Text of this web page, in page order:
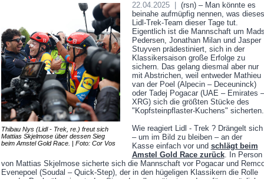
Thibau Nys (Lidl - Trek, re.) freut sich
Mattias Skjelmose über dessen Sieg
beim Amstel Gold Race. | Foto: Cor Vos
22.04.2025 |
(rsn) – Man könnte es
beinahe aufmüpfig nennen, was dieses
Lidl-Trek-Team dieser Tage tut.
Eigentlich ist die Mannschaft um
Pedersen, Jonathan Milan und Jasper
Stuyven prädestiniert, sich in der
Klassikersaison große Erfolge zu
sichern. Das gelang diesmal aber nur
mit Abstrichen, weil entweder Mathieu
van der Poel (Alpecin – Deceuninck)
oder Tadej Pogacar (UAE – Emirates –
XRG) sich die größten Stücke des
"Kopfsteinpflaster-Kuchens" sicherten.
Wie reagiert Lidl - Trek ? Drängelt sich
– um im Bild zu bleiben – an der
Kasse einfach vor und schlägt beim
Amstel Gold Race zurück. In Person
von Mattias Skjelmose sicherte sich die Mannschaft vor Pogacar und
Evenepoel (Soudal – Quick-Step), der in den hügeligen Klassikern die Rolle